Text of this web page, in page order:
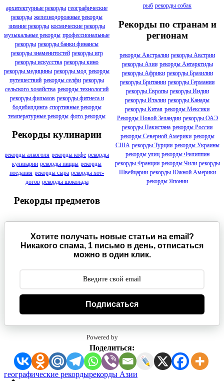
архитектурные рекорды географические
рекорды железнодорожные рекорды
зимние рекорды космические рекорды
музыкальные рекорды профессиональные
рекорды рекорды банки финансы
рекорды знаменитостей рекорды игр
рекорды искусства рекорды кино
рекорды медицины рекорды мод рекорды
путешествий рекорды селфи рекорды
сельского хозяйства рекорды технологий
рекорды фильмов рекорды фитнеса и
бодибилдинга спортивные рекорды
температурные рекорды фото рекорды
Рекорды кулинарии
рекорды алкоголя рекорды кофе рекорды
кулинарии рекорды пиццы рекорды
поедания рекорды сыра рекорды хот-
догов рекорды шоколада
Рекорды предметов
рыб рекорды собак
Рекорды по странам и
регионам
рекорды Австралии рекорды Австрии
рекорды Азии рекорды Антарктиды
рекорды Африки рекорды Бразилии
рекорды Британии рекорды Германии
рекорды Европы рекорды Индии
рекорды Италии рекорды Канады
рекорды Китая рекорды Мексики
Рекорды Новой Зеландии рекорды ОАЭ
рекорды Пакистана рекорды России
рекорды Северной Америки рекорды
США рекорды Турции рекорды Украины
рекорды улиц рекорды Филиппин
рекорды Франции рекорды Чили рекорды
Швейцарии рекорды Южной Америки
рекорды Японии
Хотите получать новые статьи на email?
Никакого спама, 1 письмо в день, отписаться
можно в один клик.
Подписаться
Powered by
Поделиться:
Метки:
географические рекордырекорды Азии